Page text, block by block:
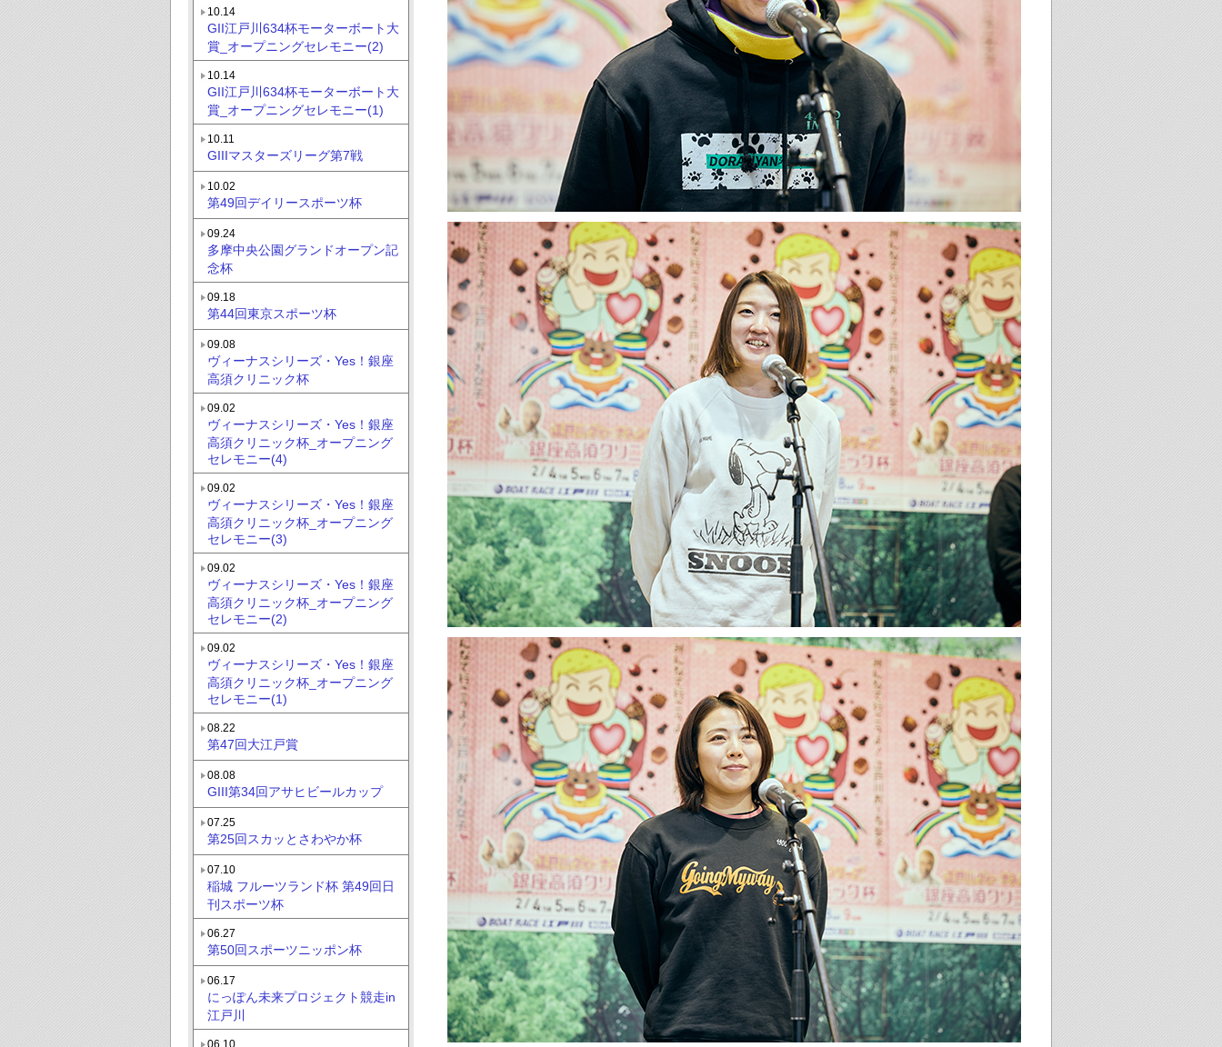
10.14
GII江戸川634杯モーターボート大
賞_オープニングセレモニー(2)
10.14
GII江戸川634杯モーターボート大
賞_オープニングセレモニー(1)
10.11
GIIIマスターズリーグ第7戦
10.02
第49回デイリースポーツ杯
09.24
多摩中央公園グランドオープン記
念杯
09.18
第44回東京スポーツ杯
09.08
ヴィーナスシリーズ・Yes！銀座
高須クリニック杯
09.02
ヴィーナスシリーズ・Yes！銀座
高須クリニック杯_オープニング
セレモニー(4)
09.02
ヴィーナスシリーズ・Yes！銀座
高須クリニック杯_オープニング
セレモニー(3)
09.02
ヴィーナスシリーズ・Yes！銀座
高須クリニック杯_オープニング
セレモニー(2)
09.02
ヴィーナスシリーズ・Yes！銀座
高須クリニック杯_オープニング
セレモニー(1)
08.22
第47回大江戸賞
08.08
GIII第34回アサヒビールカップ
07.25
第25回スカッとさわやか杯
07.10
稲城 フルーツランド杯 第49回日
刊スポーツ杯
06.27
第50回スポーツニッポン杯
06.17
にっぽん未来プロジェクト競走in
江戸川
06.10